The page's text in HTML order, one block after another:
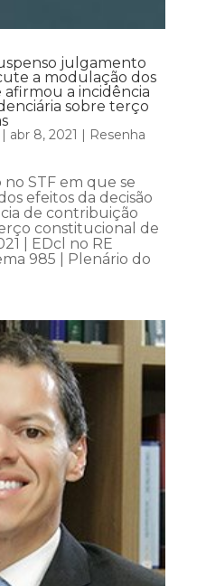
julgamento
a modulação dos
afirmou a incidência
sobre terço
| abr 8, 2021 | Resenha
STF em que se
efeitos da decisão
de contribuição
constitucional de
| EDcl no RE
985 | Plenário do